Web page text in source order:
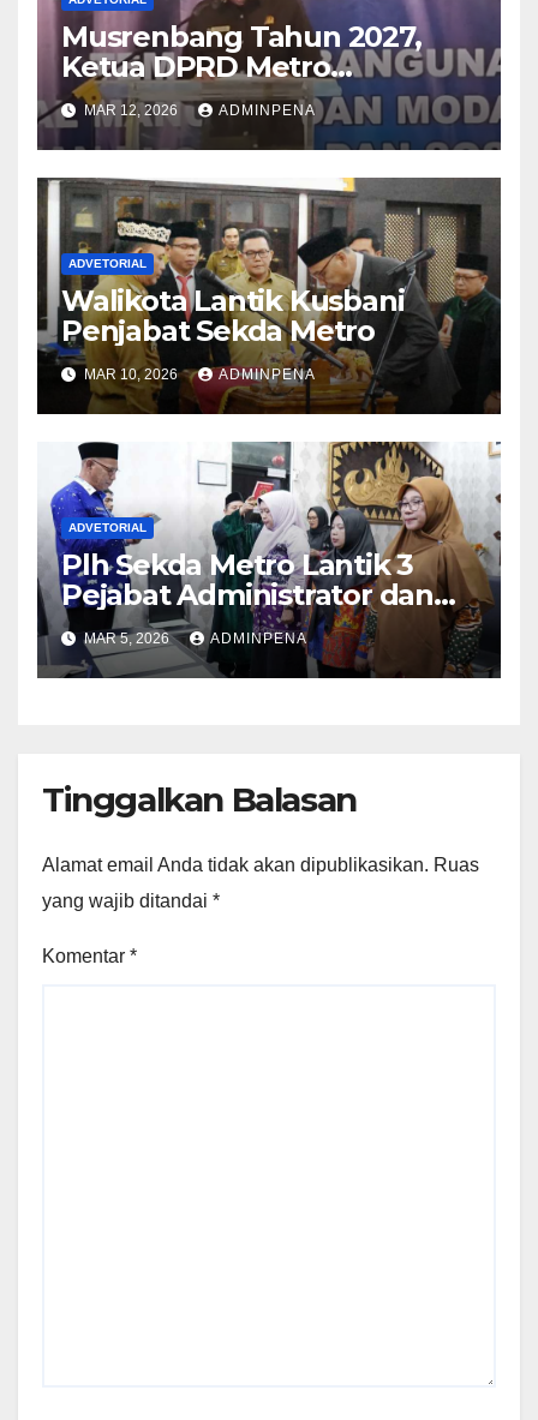
Musrenbang Tahun 2027,
Ketua DPRD Metro
Sampaikan Soal Infrastruktur
hingga Ketahanan Pangan
MAR 12, 2026 ADMINPENA
ADVETORIAL
Walikota Lantik Kusbani
Penjabat Sekda Metro
MAR 10, 2026 ADMINPENA
ADVETORIAL
Plh Sekda Metro Lantik 3
Pejabat Administrator dan
Pengawas
MAR 5, 2026 ADMINPENA
Tinggalkan Balasan
Alamat email Anda tidak akan dipublikasikan. Ruas
yang wajib ditandai *
Komentar *